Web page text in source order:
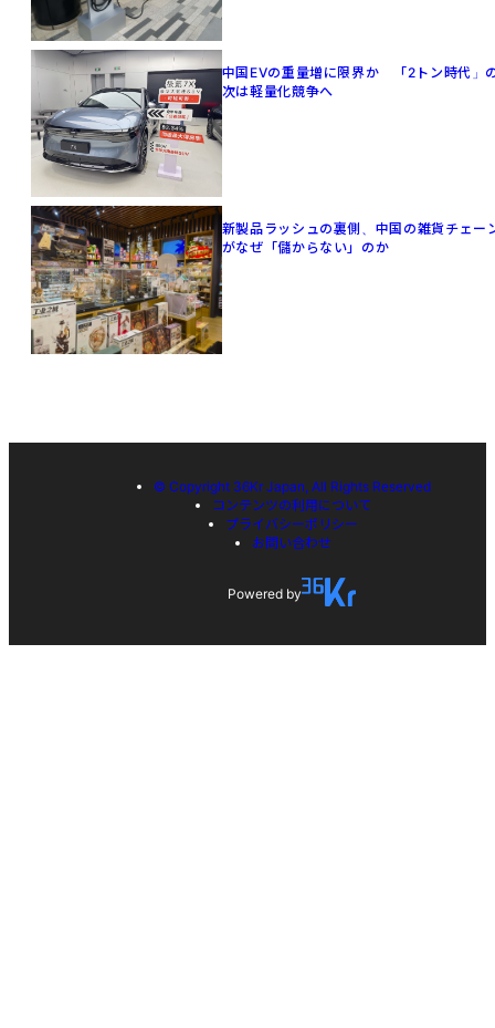
中国EVの重量増に限界か 「2トン時代」
次は軽量化競争へ
新製品ラッシュの裏側、中国の雑貨チェー
がなぜ「儲からない」のか
© Copyright 36Kr Japan, All Rights Reserved
コンテンツの利用について
プライバシーポリシー
お問い合わせ
Powered by